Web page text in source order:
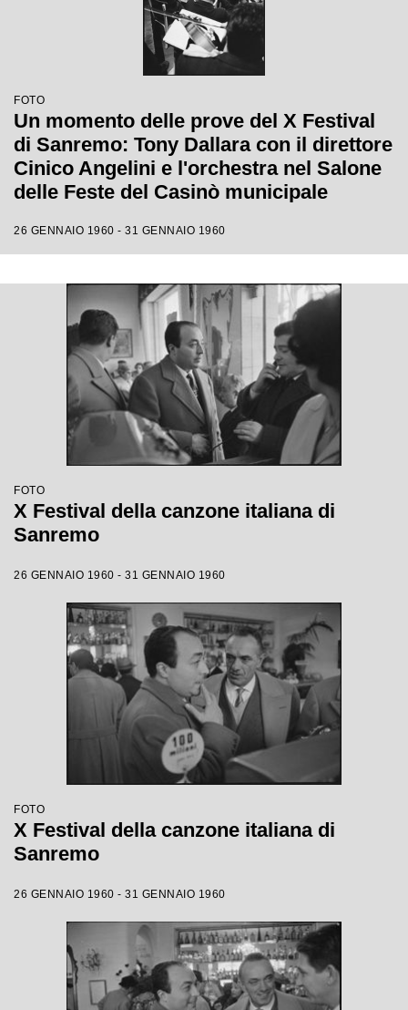
FOTO
Un momento delle prove del X Festival
di Sanremo: Tony Dallara con il direttore
Cinico Angelini e l'orchestra nel Salone
delle Feste del Casinò municipale
26 GENNAIO 1960 - 31 GENNAIO 1960
FOTO
X Festival della canzone italiana di
Sanremo
26 GENNAIO 1960 - 31 GENNAIO 1960
FOTO
X Festival della canzone italiana di
Sanremo
26 GENNAIO 1960 - 31 GENNAIO 1960